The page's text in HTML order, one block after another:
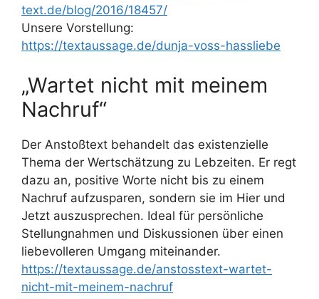
text.de/blog/2016/18457/
Unsere Vorstellung:
https://textaussage.de/dunja-voss-hassliebe
„Wartet nicht mit meinem
Nachruf“
Der Anstoßtext behandelt das existenzielle
Thema der Wertschätzung zu Lebzeiten. Er regt
dazu an, positive Worte nicht bis zu einem
Nachruf aufzusparen, sondern sie im Hier und
Jetzt auszusprechen. Ideal für persönliche
Stellungnahmen und Diskussionen über einen
liebevolleren Umgang miteinander.
https://textaussage.de/anstosstext-wartet-
nicht-mit-meinem-nachruf